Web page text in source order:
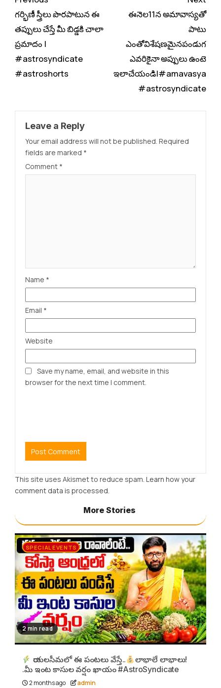
Reading
గర్భిణీ స్త్రీలు పొరపాటున ఈ
తప్పులు చేస్తే మీ బిడ్డకి చాలా
ప్రమాదం |
#astrosyndicate
#astroshorts
ఈనెల11న అమావాస్యతో
పాటు
ఎంతోవిశేషణమైనపండుగ
ఎవరికైనా అప్పులు ఉంటె
ఇలాచేయండి|#amavasya
#astrosyndicate
Leave a Reply
Your email address will not be published. Required
fields are marked *
Comment *
Name *
Email *
Website
Save my name, email, and website in this
browser for the next time I comment.
This site uses Akismet to reduce spam. Learn how your
comment data is processed.
More Stories
SPECIAL EVENTS
2 min read
రాయలసీమలో ఈ పంటలు వేస్తే..
లాభాలే లాభాలు!
.మీ ఇంట కాసుల వర్షం ఖాయం #AstroSyndicate
2 months ago admin